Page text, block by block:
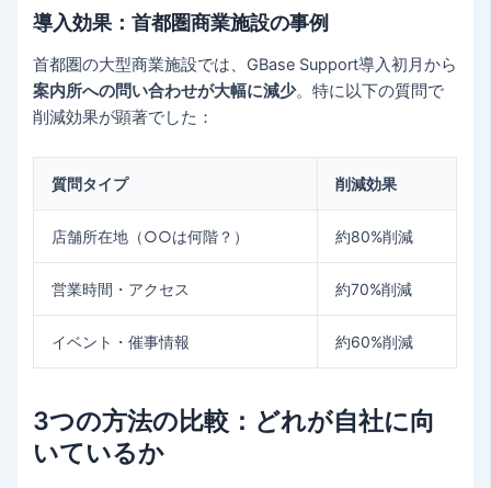
導入効果：首都圏商業施設の事例
首都圏の大型商業施設では、GBase Support導入初月から
案内所への問い合わせが大幅に減少。特に以下の質問で
削減効果が顕著でした：
質問タイプ 削減効果
店舗所在地（○○は何階？） 約80%削減
営業時間・アクセス 約70%削減
イベント・催事情報 約60%削減
3つの方法の比較：どれが自社に向
いているか